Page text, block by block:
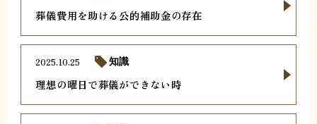
葬儀費用を助ける公的補助金の存在
理想の曜日で葬儀ができない時
2025.10.25 知識